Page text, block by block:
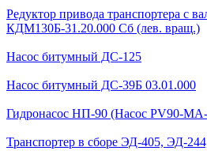
Редуктор привода транспортера с
КДМ130Б-31.20.000 Сб (лев. вращ.)
Насос битумный ДС-125
Насос битумный ДС-39Б 03.01.000
Гидронасос НП-90 (Насос PV90-
Транспортер в сборе ЭД-405, ЭД-